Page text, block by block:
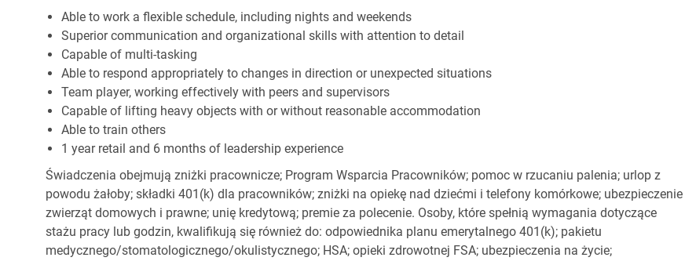
Able to work a flexible schedule, including nights and weekends
Superior communication and organizational skills with attention to detail
Capable of multi-tasking
Able to respond appropriately to changes in direction or unexpected situations
Team player, working effectively with peers and supervisors
Capable of lifting heavy objects with or without reasonable accommodation
Able to train others
1 year retail and 6 months of leadership experience
Świadczenia obejmują zniżki pracownicze; Program Wsparcia Pracowników; pomoc w rzucaniu palenia; urlop z
powodu żałoby; składki 401(k) dla pracowników; zniżki na opiekę nad dziećmi i telefony komórkowe; ubezpieczenie
zwierząt domowych i prawne; unię kredytową; premie za polecenie. Osoby, które spełnią wymagania dotyczące
stażu pracy lub godzin, kwalifikują się również do: odpowiednika planu emerytalnego 401(k); pakietu
medycznego/stomatologicznego/okulistycznego; HSA; opieki zdrowotnej FSA; ubezpieczenia na życie;